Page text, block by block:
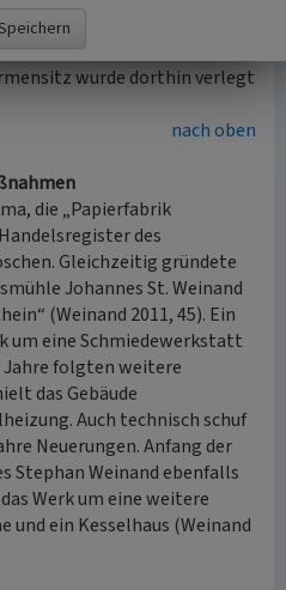
mit einem Stammkapital
zog von Andernach
wurde dorthin verlegt
nach oben
die „Papierfabrik
des
Gleichzeitig gründete
Johannes St. Weinand
(Weinand 2011, 45). Ein
um eine Schmiedewerkstatt
folgten weitere
das Gebäude
Auch technisch schuf
Neuerungen. Anfang der
Stephan Weinand ebenfalls
Werk um eine weitere
ein Kesselhaus (Weinand